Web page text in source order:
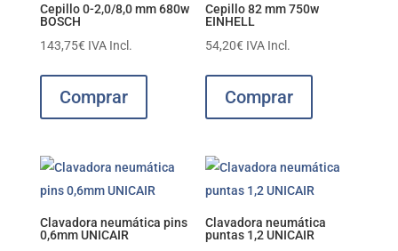
Cepillo 0-2,0/8,0 mm 680w
BOSCH
143,75€ IVA Incl.
Comprar
Cepillo 82 mm 750w
EINHELL
54,20€ IVA Incl.
Comprar
Clavadora neumática pins
0,6mm UNICAIR
Clavadora neumática
puntas 1,2 UNICAIR